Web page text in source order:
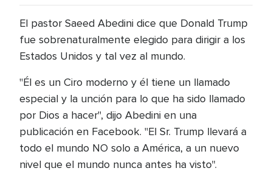
El pastor Saeed Abedini dice que Donald Trump
fue sobrenaturalmente elegido para dirigir a los
Estados Unidos y tal vez al mundo.
"Él es un Ciro moderno y él tiene un llamado
especial y la unción para lo que ha sido llamado
por Dios a hacer", dijo Abedini en una
publicación en Facebook. "El Sr. Trump llevará a
todo el mundo NO solo a América, a un nuevo
nivel que el mundo nunca antes ha visto".